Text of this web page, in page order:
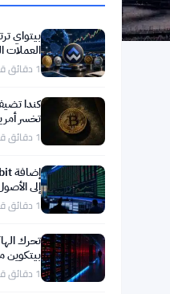
أغسطس
1 دقائق قراءة · Aug 8, 2026